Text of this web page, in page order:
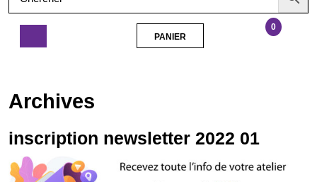
01
0
PANIER
Archives
inscription newsletter 2022 01